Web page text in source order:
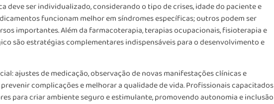
deve ser individualizado, considerando o tipo de crises, idade do paciente e
funcionam melhor em síndromes específicas; outros podem ser
importantes. Além da farmacoterapia, terapias ocupacionais, fisioterapia e
são estratégias complementares indispensáveis para o desenvolvimento e
ajustes de medicação, observação de novas manifestações clínicas e
complicações e melhorar a qualidade de vida. Profissionais capacitados
para criar ambiente seguro e estimulante, promovendo autonomia e inclusão